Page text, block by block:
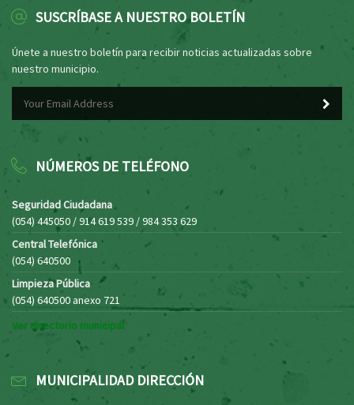
SUSCRÍBASE A NUESTRO BOLETÍN
Únete a nuestro boletín para recibir noticias actualizadas sobre
nuestro municipio.
NÚMEROS DE TELÉFONO
Seguridad Ciudadana
(054) 445050 / 914 619 539 / 984 353 629
Central Telefónica
(054) 640500
Limpieza Pública
(054) 640500 anexo 721
Ver directorio municipal
MUNICIPALIDAD DIRECCIÓN